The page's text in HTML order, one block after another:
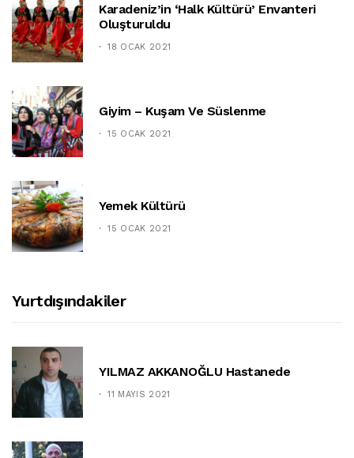
Karadeniz’in ‘halk Kültürü’ Envanteri
Oluşturuldu
18 OCAK 2021
Giyim – Kuşam Ve Süslenme
15 OCAK 2021
Yemek Kültürü
15 OCAK 2021
Yurtdışındakiler
YILMAZ AKKANOĞLU Hastanede
11 MAYIS 2021